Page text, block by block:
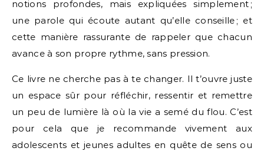
notions profondes, mais expliquées simplement ;
une parole qui écoute autant qu’elle conseille ; et
cette manière rassurante de rappeler que chacun
avance à son propre rythme, sans pression.
Ce livre ne cherche pas à te changer. Il t’ouvre juste
un espace sûr pour réfléchir, ressentir et remettre
un peu de lumière là où la vie a semé du flou. C’est
pour cela que je recommande vivement aux
adolescents et jeunes adultes en quête de sens ou